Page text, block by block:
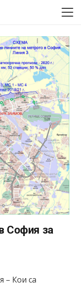
София за
– Кои са